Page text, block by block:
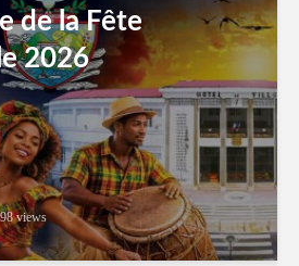
de la Fête
2026
views